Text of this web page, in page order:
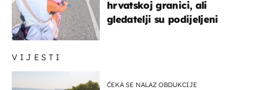
VIJESTI
ČEKA SE NALAZ OBDUKCIJE
hrvatskoj granici, ali
gledatelji su podijeljeni